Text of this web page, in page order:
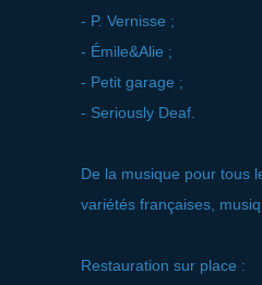
- P. Vernisse ;
- Émile&Alie ;
- Petit garage ;
- Seriously Deaf.
De la musique pour tous
variétés françaises,
Restauration sur place :